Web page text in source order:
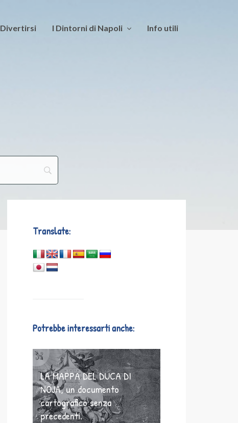
Divertirsi I Dintorni di Napoli Info utili
Translate:
Potrebbe interessarti anche:
LA MAPPA DEL DUCA DI
NOJA, un documento
cartografico senza
precedenti.